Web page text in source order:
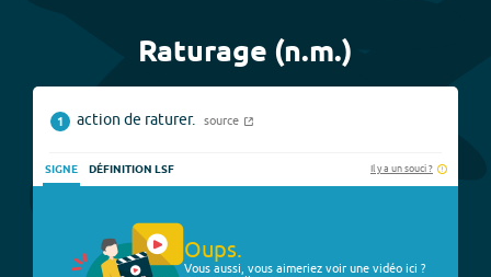
Raturage (n.m.)
1 action de raturer. source
SIGNE DÉFINITION LSF Il y a un souci ?
Oups.
Vous aussi, vous aimeriez voir une vidéo ici ?